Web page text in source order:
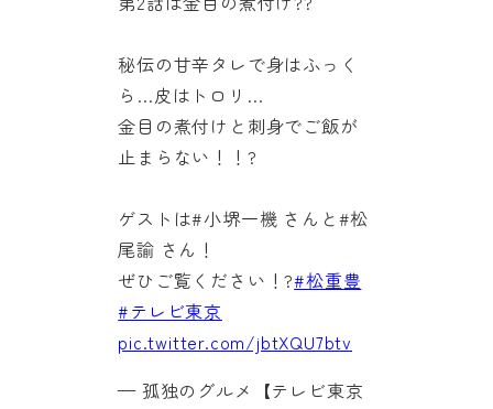
秘伝の甘辛タレで身はふっく
ら…皮はトロリ…
金目の煮付けと刺身でご飯が
止まらない！！?
ゲストは#小堺一機 さんと#松
尾諭 さん！
ぜひご覧ください！?#松重豊
#テレビ東京
pic.twitter.com/jbtXQU7btv
— 孤独のグルメ【テレビ東京